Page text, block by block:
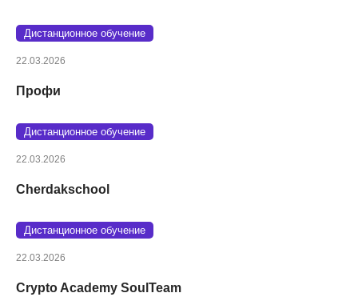
Дистанционное обучение
22.03.2026
Профи
Дистанционное обучение
22.03.2026
Cherdakschool
Дистанционное обучение
22.03.2026
Crypto Academy SoulTeam